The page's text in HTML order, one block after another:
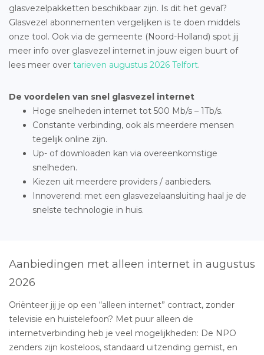
glasvezelpakketten beschikbaar zijn. Is dit het geval?
Glasvezel abonnementen vergelijken is te doen middels
onze tool. Ook via de gemeente (Noord-Holland) spot jij
meer info over glasvezel internet in jouw eigen buurt of
lees meer over tarieven augustus 2026 Telfort.
De voordelen van snel glasvezel internet
Hoge snelheden internet tot 500 Mb/s – 1Tb/s.
Constante verbinding, ook als meerdere mensen
tegelijk online zijn.
Up- of downloaden kan via overeenkomstige
snelheden.
Kiezen uit meerdere providers / aanbieders.
Innoverend: met een glasvezelaansluiting haal je de
snelste technologie in huis.
Aanbiedingen met alleen internet in augustus
2026
Oriënteer jij je op een “alleen internet” contract, zonder
televisie en huistelefoon? Met puur alleen de
internetverbinding heb je veel mogelijkheden: De NPO
zenders zijn kosteloos, standaard uitzending gemist, en